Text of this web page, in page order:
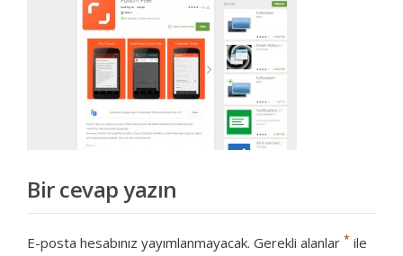
Bir cevap yazın
E-posta hesabınız yayımlanmayacak. Gerekli alanlar * ile